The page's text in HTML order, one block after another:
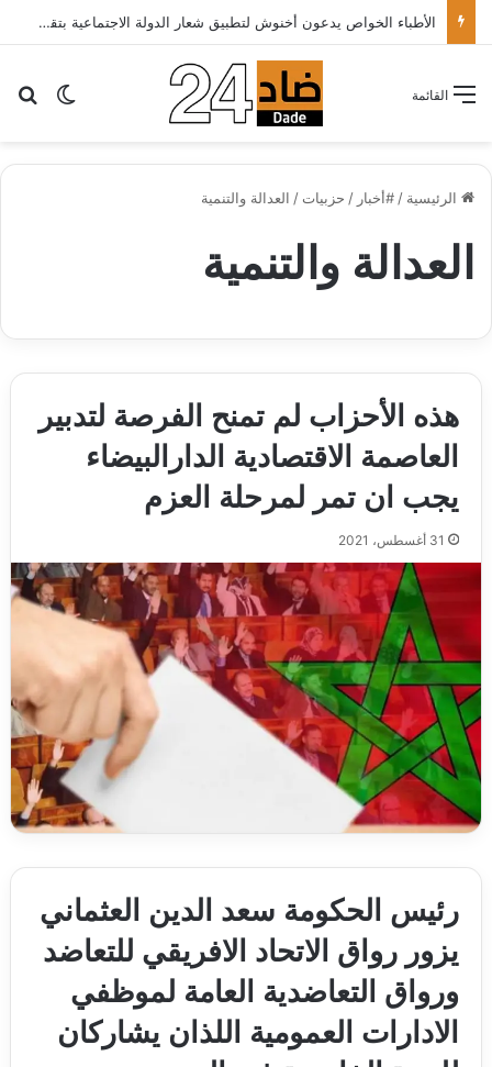
الأطباء الخواص يدعون أخنوش لتطبيق شعار الدولة الاجتماعية بتقليص كلفة العلاج على المرضى…
الوضع القائمة
الرئيسية / #أخبار / حزبيات / العدالة والتنمية
العدالة والتنمية
هذه الأحزاب لم تمنح الفرصة لتدبير
العاصمة الاقتصادية الدارالبيضاء
يجب ان تمر لمرحلة العزم
31 أغسطس، 2021
رئيس الحكومة سعد الدين العثماني
يزور رواق الاتحاد الافريقي للتعاضد
ورواق التعاضدية العامة لموظفي
الادارات العمومية اللذان يشاركان